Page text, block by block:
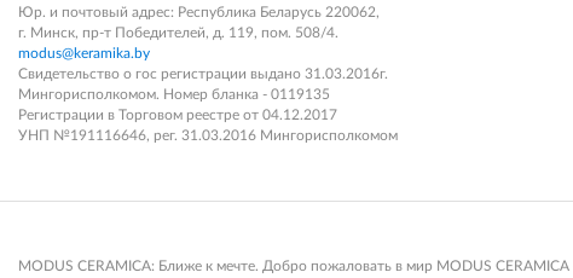
Юр. и почтовый адрес: Республика Беларусь 220062,
г. Минск, пр-т Победителей, д. 119, пом. 508/4.
modus@keramika.by
Свидетельство о гос регистрации выдано 31.03.2016г.
Мингорисполкомом. Номер бланка - 0119135
Регистрации в Торговом реестре от 04.12.2017
УНП №191116646, рег. 31.03.2016 Мингорисполкомом
MODUS CERAMICA: Ближе к мечте. Добро пожаловать в мир MODUS